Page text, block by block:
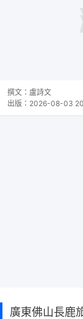
撰文： 盧詩文
出版： 2026-08-03
廣東佛山長鹿